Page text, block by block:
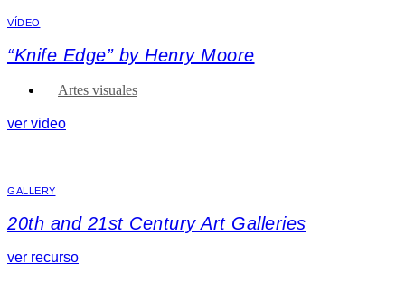
VÍDEO
“Knife Edge” by Henry Moore
Artes visuales
ver video
GALLERY
20th and 21st Century Art Galleries
ver recurso